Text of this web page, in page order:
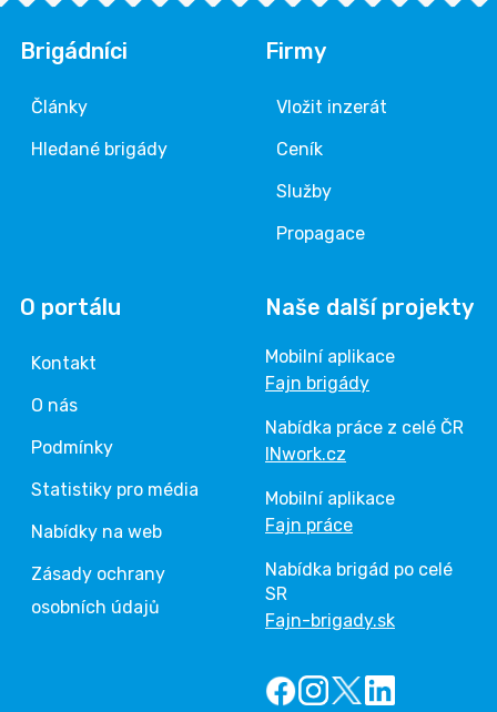
Brigádníci
Články
Hledané brigády
Firmy
Vložit inzerát
Ceník
Služby
Propagace
O portálu
Kontakt
O nás
Podmínky
Statistiky pro média
Nabídky na web
Zásady ochrany
osobních údajů
Naše další projekty
Mobilní aplikace
Fajn brigády
Nabídka práce z celé ČR
INwork.cz
Mobilní aplikace
Fajn práce
Nabídka brigád po celé
SR
Fajn-brigady.sk